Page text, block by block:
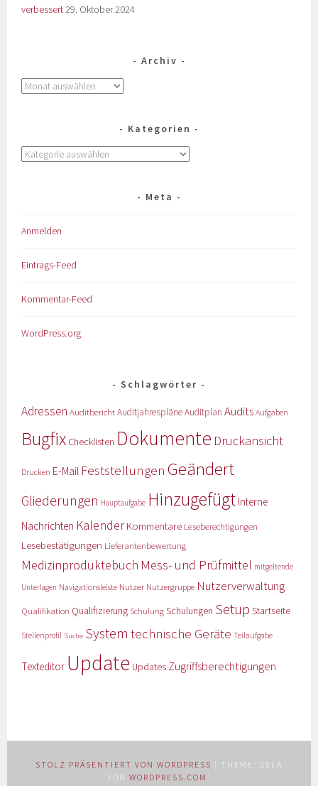
verbessert29. Oktober 2024
Archiv
Kategorien
Meta
Anmelden
Eintrags-Feed
Kommentar-Feed
WordPress.org
Schlagwörter
Adressen AuditberichtAuditjahrespläneAuditplan Audits Aufgaben
Bugfix Checklisten Dokumente Druckansicht
Drucken E-Mail Feststellungen Geändert
Gliederungen Hauptaufgabe Hinzugefügt Interne
Nachrichten KalenderKommentare Leseberechtigungen
Lesebestätigungen Lieferantenbewertung
Medizinproduktebuch Mess- und Prüfmittel mitgeltende
Unterlagen Navigationsleiste Nutzer Nutzergruppe Nutzerverwaltung
Qualifikation Qualifizierung Schulung Schulungen Setup Startseite
Stellenprofil Suche System technische Geräte Teilaufgabe
Texteditor Update Updates Zugriffsberechtigungen
STOLZ PRÄSENTIERT VON WORDPRESS | THEME: SELA
VON WORDPRESS.COM